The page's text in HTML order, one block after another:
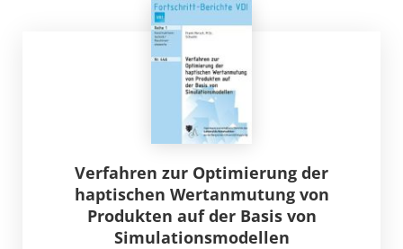
Verfahren zur Optimierung der
haptischen Wertanmutung von
Produkten auf der Basis von
Simulationsmodellen